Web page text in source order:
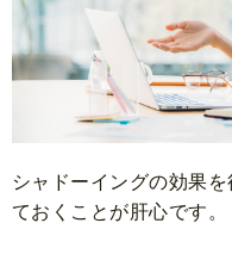
シャドーイングの効果
ておくことが肝心です。